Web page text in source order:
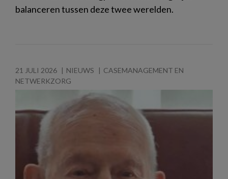
balanceren tussen deze twee werelden.
21 JULI 2026 NIEUWS
CASEMANAGEMENT EN
NETWERKZORG